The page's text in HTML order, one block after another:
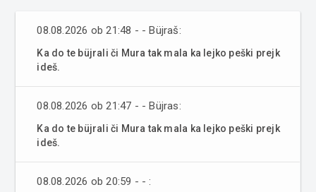
08.08.2026 ob 21:48 - - Büjraš:
Ka do te büjrali či Mura tak mala ka lejko peški prejk
ideš.
08.08.2026 ob 21:47 - - Büjras:
Ka do te büjrali či Mura tak mala ka lejko peški prejk
ideš.
08.08.2026 ob 20:59 - - :